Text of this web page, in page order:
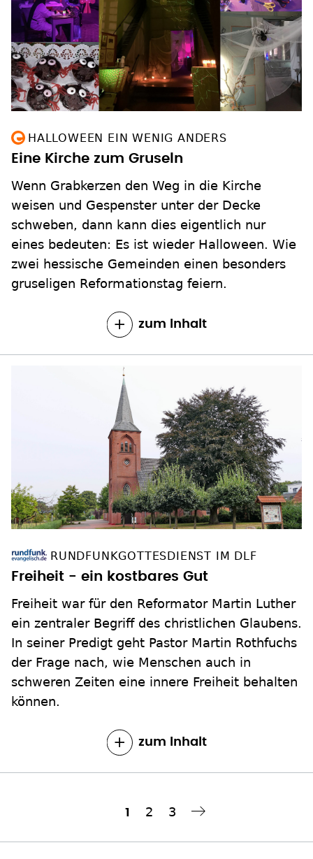
HALLOWEEN EIN WENIG ANDERS
Eine Kirche zum Gruseln
Wenn Grabkerzen den Weg in die Kirche
weisen und Gespenster unter der Decke
schweben, dann kann dies eigentlich nur
eines bedeuten: Es ist wieder Halloween. Wie
zwei hessische Gemeinden einen besonders
gruseligen Reformationstag feiern.
zum Inhalt
RUNDFUNKGOTTESDIENST IM DLF
Freiheit - ein kostbares Gut
Freiheit war für den Reformator Martin Luther
ein zentraler Begriff des christlichen Glaubens.
In seiner Predigt geht Pastor Martin Rothfuchs
der Frage nach, wie Menschen auch in
schweren Zeiten eine innere Freiheit behalten
können.
zum Inhalt
Aktuelle
1 Seite
2 Seite
3
››